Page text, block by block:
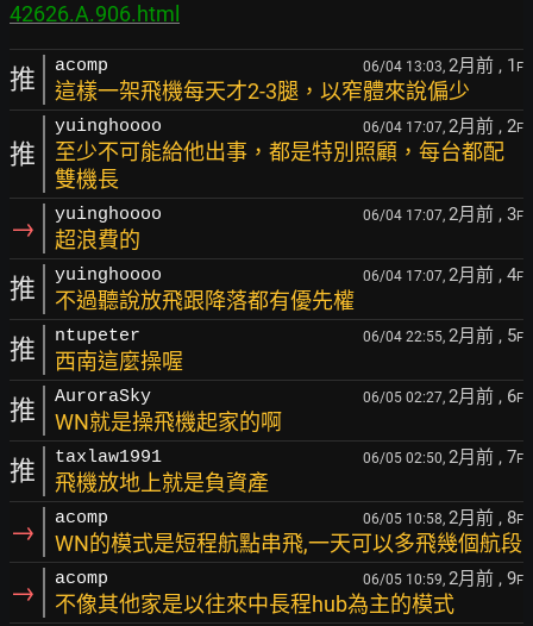
42626.A.906.html
推 acomp 06/04 13:03, 2月前 , 1 F
這樣一架飛機每天才2-3腿，以窄體來說偏少
推
yuinghoooo 06/04 17:07, 2月前 , 2F
至少不可能給他出事，都是特別照顧，每台都配
雙機長
→ yuinghoooo 06/04 17:07, 2月前 , 3F
超浪費的
推 yuinghoooo 06/04 17:07, 2月前 , 4F
不過聽說放飛跟降落都有優先權
推 ntupeter 06/04 22:55, 2月前 , 5F
西南這麼操喔
推 AuroraSky 06/05 02:27, 2月前 , 6F
WN就是操飛機起家的啊
推 taxlaw1991 06/05 02:50, 2月前 , 7F
飛機放地上就是負資產
→ acomp 06/05 10:58, 2月前 , 8F
WN的模式是短程航點串飛,一天可以多飛幾個航段
→ acomp 06/05 10:59, 2月前 , 9F
不像其他家是以往來中長程hub為主的模式